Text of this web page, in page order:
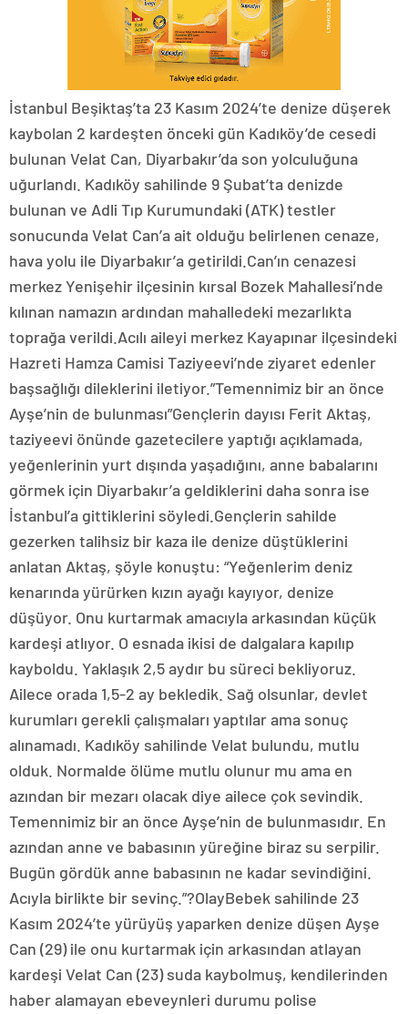
İstanbul Beşiktaş’ta 23 Kasım 2024’te denize düşerek
kaybolan 2 kardeşten önceki gün Kadıköy’de cesedi
bulunan Velat Can, Diyarbakır’da son yolculuğuna
uğurlandı. Kadıköy sahilinde 9 Şubat’ta denizde
bulunan ve Adli Tıp Kurumundaki (ATK) testler
sonucunda Velat Can’a ait olduğu belirlenen cenaze,
hava yolu ile Diyarbakır’a getirildi.Can’ın cenazesi
merkez Yenişehir ilçesinin kırsal Bozek Mahallesi’nde
kılınan namazın ardından mahalledeki mezarlıkta
toprağa verildi.Acılı aileyi merkez Kayapınar ilçesindeki
Hazreti Hamza Camisi Taziyeevi’nde ziyaret edenler
başsağlığı dileklerini iletiyor.”Temennimiz bir an önce
Ayşe’nin de bulunması”Gençlerin dayısı Ferit Aktaş,
taziyeevi önünde gazetecilere yaptığı açıklamada,
yeğenlerinin yurt dışında yaşadığını, anne babalarını
görmek için Diyarbakır’a geldiklerini daha sonra ise
İstanbul’a gittiklerini söyledi.Gençlerin sahilde
gezerken talihsiz bir kaza ile denize düştüklerini
anlatan Aktaş, şöyle konuştu: “Yeğenlerim deniz
kenarında yürürken kızın ayağı kayıyor, denize
düşüyor. Onu kurtarmak amacıyla arkasından küçük
kardeşi atlıyor. O esnada ikisi de dalgalara kapılıp
kayboldu. Yaklaşık 2,5 aydır bu süreci bekliyoruz.
Ailece orada 1,5-2 ay bekledik. Sağ olsunlar, devlet
kurumları gerekli çalışmaları yaptılar ama sonuç
alınamadı. Kadıköy sahilinde Velat bulundu, mutlu
olduk. Normalde ölüme mutlu olunur mu ama en
azından bir mezarı olacak diye ailece çok sevindik.
Temennimiz bir an önce Ayşe’nin de bulunmasıdır. En
azından anne ve babasının yüreğine biraz su serpilir.
Bugün gördük anne babasının ne kadar sevindiğini.
Acıyla birlikte bir sevinç.”?OlayBebek sahilinde 23
Kasım 2024’te yürüyüş yaparken denize düşen Ayşe
Can (29) ile onu kurtarmak için arkasından atlayan
kardeşi Velat Can (23) suda kaybolmuş, kendilerinden
haber alamayan ebeveynleri durumu polise